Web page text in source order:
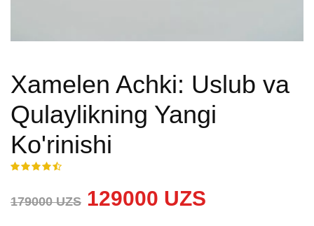
Xamelen Achki: Uslub va
Qulaylikning Yangi
Ko'rinishi
179000 UZS 129000 UZS